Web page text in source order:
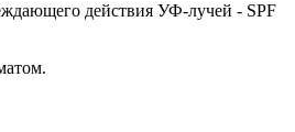
действия УФ-лучей - SPF